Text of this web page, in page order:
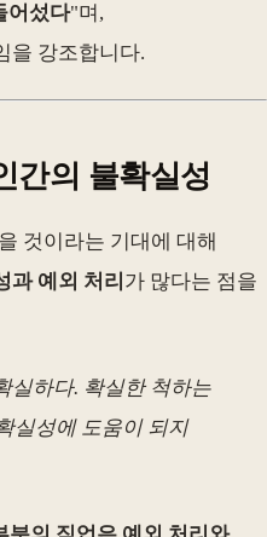
어섰다"며,
을 강조합니다.
간의 불확실성
것이라는 기대에 대해
과 예외 처리 가 많다는 점을
실하다. 확실한 척하는
실성에 도움이 되지